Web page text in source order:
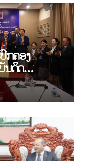
ກຄອງ
ນດິດ
ເຊັນບົດບັນທຶກ
ດ (2026-